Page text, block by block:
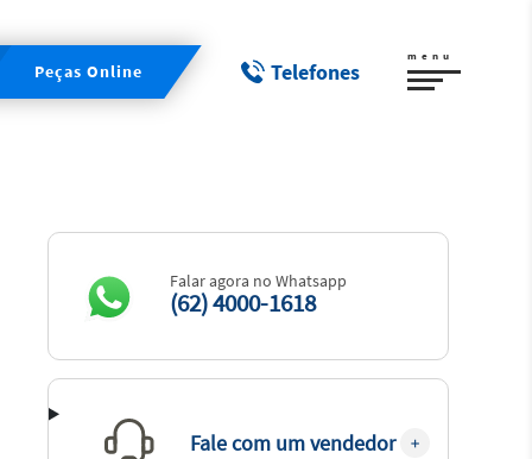
Peças Online Telefones
menu
Falar agora no Whatsapp
(62) 4000-1618
Fale com um vendedor